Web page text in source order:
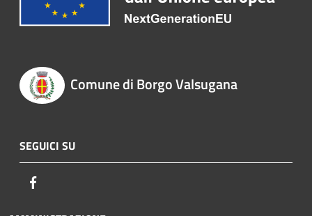
Comune di Borgo Valsugana
SEGUICI SU